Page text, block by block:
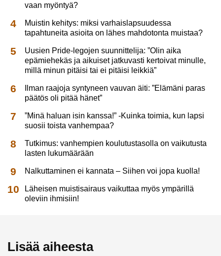
vaan myöntyä?
Muistin kehitys: miksi varhaislapsuudessa
tapahtuneita asioita on lähes mahdotonta muistaa?
Uusien Pride-legojen suunnittelija: ”Olin aika
epämiehekäs ja aikuiset jatkuvasti kertoivat minulle,
millä minun pitäisi tai ei pitäisi leikkiä”
Ilman raajoja syntyneen vauvan äiti: ”Elämäni paras
päätös oli pitää hänet”
”Minä haluan isin kanssa!” -Kuinka toimia, kun lapsi
suosii toista vanhempaa?
Tutkimus: vanhempien koulutustasolla on vaikutusta
lasten lukumäärään
Nalkuttaminen ei kannata – Siihen voi jopa kuolla!
Läheisen muistisairaus vaikuttaa myös ympärillä
oleviin ihmisiin!
Lisää aiheesta